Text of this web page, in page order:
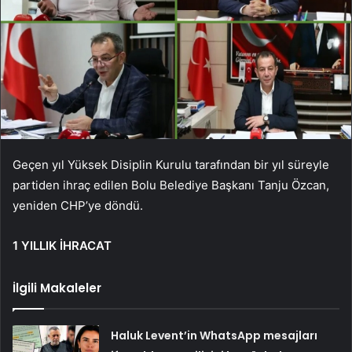
Geçen yıl Yüksek Disiplin Kurulu tarafından bir yıl süreyle
partiden ihraç edilen Bolu Belediye Başkanı Tanju Özcan,
yeniden CHP’ye döndü.
1 YILLIK İHRACAT
İlgili Makaleler
Haluk Levent’in WhatsApp mesajları